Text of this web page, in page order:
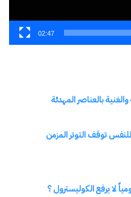
02:47
بالعناصر المهدئة
توقف التوتر المزمن
لا يرفع الكوليسترول ؟